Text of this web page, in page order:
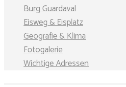
Burg Guardaval
Eisweg & Eisplatz
Geografie & Klima
Fotogalerie
Wichtige Adressen